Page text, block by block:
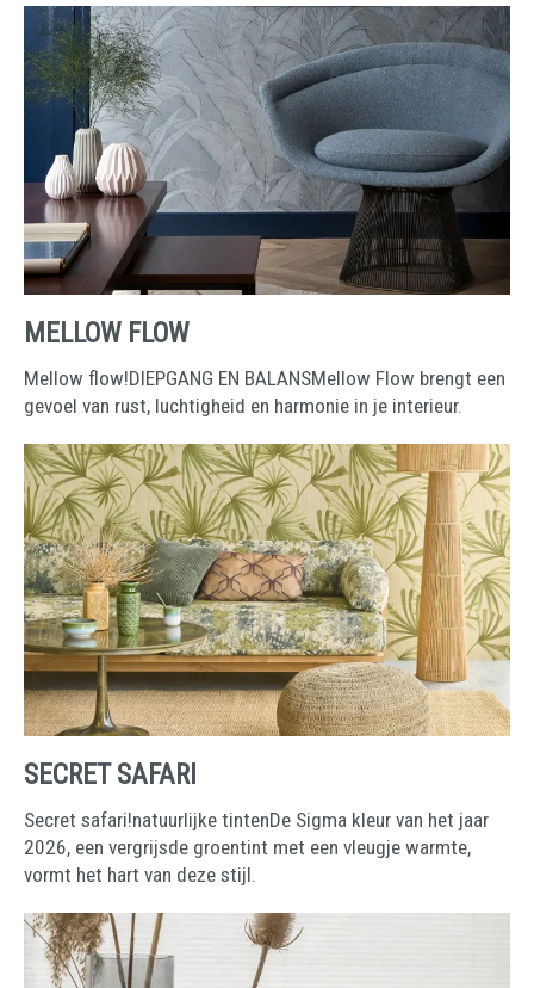
MELLOW FLOW
Mellow flow!DIEPGANG EN BALANSMellow Flow brengt een
gevoel van rust, luchtigheid en harmonie in je interieur.
SECRET SAFARI
Secret safari!natuurlijke tintenDe Sigma kleur van het jaar
2026, een vergrijsde groentint met een vleugje warmte,
vormt het hart van deze stijl.